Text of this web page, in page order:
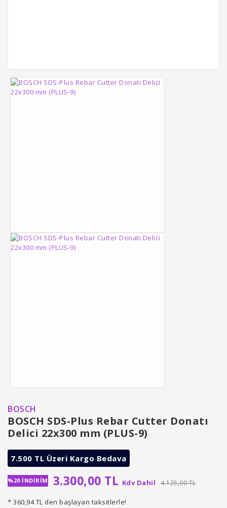
BOSCH
BOSCH SDS-Plus Rebar Cutter Donatı
Delici 22x300 mm (PLUS-9)
7.500 TL Üzeri Kargo Bedava
%20 İNDİRİM 3.300,00 TL Kdv Dahil 4.125,00 TL
* 360,94 TL den başlayan taksitlerle!